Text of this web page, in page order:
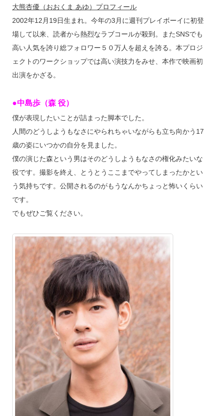
大熊杏優（おおくま あゆ）プロフィール
2002年12月19日生まれ。今年の3月に週刊プレイボーイに初登
場して以来、読者から熱烈なラブコールが殺到。またSNSでも
高い人気を誇り総フォロワー５０万人を超えを誇る。本プロジ
ェクトのワークショップでは高い演技力をみせ、本作で映画初
出演をかざる。
●中島歩（森 役）
僕が表現したいことが詰まった脚本でした。
人間のどうしようもなさにやられちゃいながらも立ち向かう17
歳の姿にいつかの自分を見ました。
僕の演じた森という男はそのどうしようもなさの権化みたいな
役です。撮影を終え、とうとうここまでやってしまったかとい
う気持ちです。公開されるのがもうなんかちょっと怖いくらい
です。
でもぜひご覧ください。